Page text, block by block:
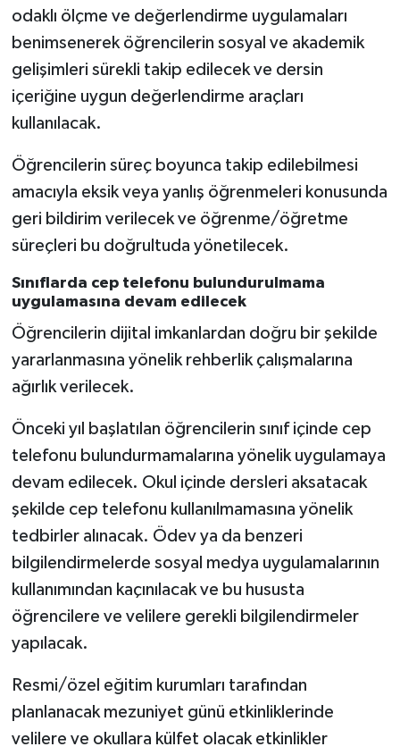
odaklı ölçme ve değerlendirme uygulamaları
benimsenerek öğrencilerin sosyal ve akademik
gelişimleri sürekli takip edilecek ve dersin
içeriğine uygun değerlendirme araçları
kullanılacak.
Öğrencilerin süreç boyunca takip edilebilmesi
amacıyla eksik veya yanlış öğrenmeleri konusunda
geri bildirim verilecek ve öğrenme/öğretme
süreçleri bu doğrultuda yönetilecek.
Sınıflarda cep telefonu bulundurulmama
uygulamasına devam edilecek
Öğrencilerin dijital imkanlardan doğru bir şekilde
yararlanmasına yönelik rehberlik çalışmalarına
ağırlık verilecek.
Önceki yıl başlatılan öğrencilerin sınıf içinde cep
telefonu bulundurmamalarına yönelik uygulamaya
devam edilecek. Okul içinde dersleri aksatacak
şekilde cep telefonu kullanılmamasına yönelik
tedbirler alınacak. Ödev ya da benzeri
bilgilendirmelerde sosyal medya uygulamalarının
kullanımından kaçınılacak ve bu hususta
öğrencilere ve velilere gerekli bilgilendirmeler
yapılacak.
Resmi/özel eğitim kurumları tarafından
planlanacak mezuniyet günü etkinliklerinde
velilere ve okullara külfet olacak etkinlikler
Tekirdağ Müftülüğü
Tokat Müftülüğü
Trabzon Müftülüğü
Tunceli Müftülüğü
Van Müftülüğü
Yalova Müftülüğü
Yozgat Müftülüğü
Zonguldak Müftülüğü